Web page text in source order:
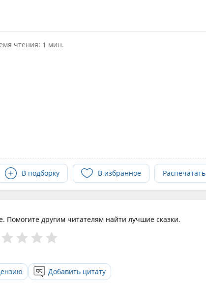
чтения: 1 мин.
В подборку В избранное Распечатать
Помогите другим читателям найти лучшие сказки.
Добавить цитату